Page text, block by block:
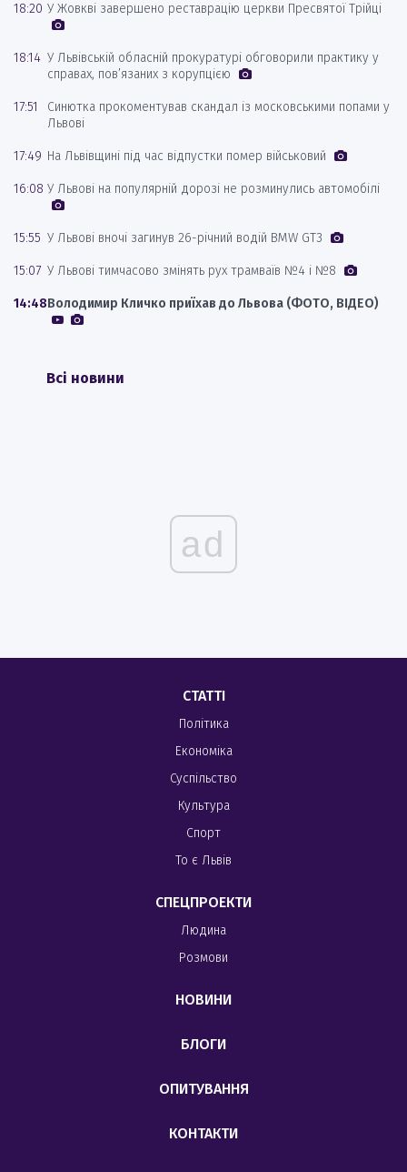
18:20 У Жовкві завершено реставрацію церкви Пресвятої Трійці
18:14 У Львівській обласній прокуратурі обговорили практику у
справах, пов’язаних з корупцією
17:51
Синютка прокоментував скандал із московськими попами у
Львові
17:49 На Львівщині під час відпустки помер військовий
16:08 У Львові на популярній дорозі не розминулись автомобілі
15:55 У Львові вночі загинув 26-річний водій BMW GT3
15:07 У Львові тимчасово змінять рух трамваїв №4 і №8
14:48Володимир Кличко приїхав до Львова (ФОТО, ВІДЕО)
Всі новини
ad
СТАТТІ
Політика
Економіка
Суспільство
Культура
Спорт
То є Львів
СПЕЦПРОЕКТИ
Людина
Розмови
НОВИНИ
БЛОГИ
ОПИТУВАННЯ
КОНТАКТИ